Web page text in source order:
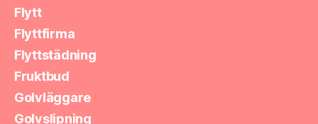
Flytt
Flyttfirma
Flyttstädning
Fruktbud
Golvläggare
Golvslipning